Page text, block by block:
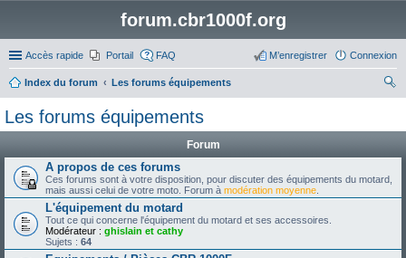
forum.cbr1000f.org
Accès rapide Portail FAQ Connexion
M’enregistrer
Index du forum
Les forums équipements
Les forums équipements
Forum
A propos de ces forums
Ces forums sont à votre disposition, pour discuter des équipements du motard,
mais aussi celui de votre moto. Forum à modération moyenne
L'équipement du motard
Tout ce qui concerne l'équipement du motard et ses accessoires.
Modérateur : ghislain et cathy
Sujets : 64